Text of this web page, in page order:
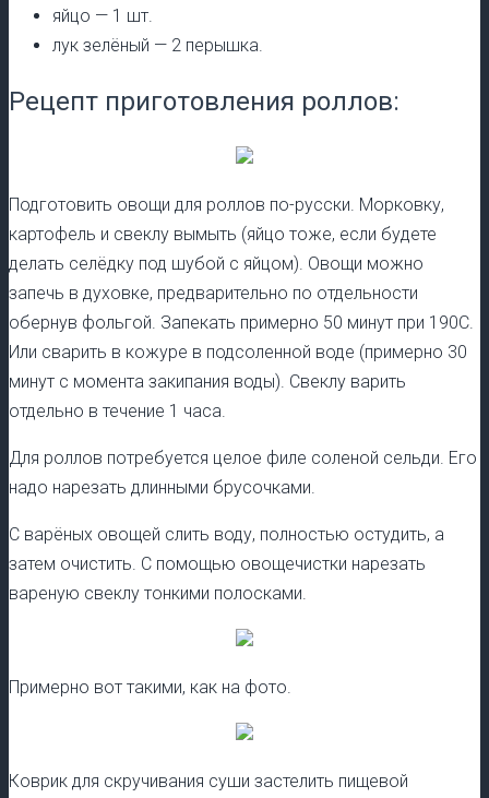
яйцо — 1 шт.
лук зелёный — 2 перышка.
Рецепт приготовления роллов:
Подготовить овощи для роллов по-русски. Морковку,
картофель и свеклу вымыть (яйцо тоже, если будете
делать селёдку под шубой с яйцом). Овощи можно
запечь в духовке, предварительно по отдельности
обернув фольгой. Запекать примерно 50 минут при 190С.
Или сварить в кожуре в подсоленной воде (примерно 30
минут с момента закипания воды). Свеклу варить
отдельно в течение 1 часа.
Для роллов потребуется целое филе соленой сельди. Его
надо нарезать длинными брусочками.
С варёных овощей слить воду, полностью остудить, а
затем очистить. С помощью овощечистки нарезать
вареную свеклу тонкими полосками.
Примерно вот такими, как на фото.
Коврик для скручивания суши застелить пищевой